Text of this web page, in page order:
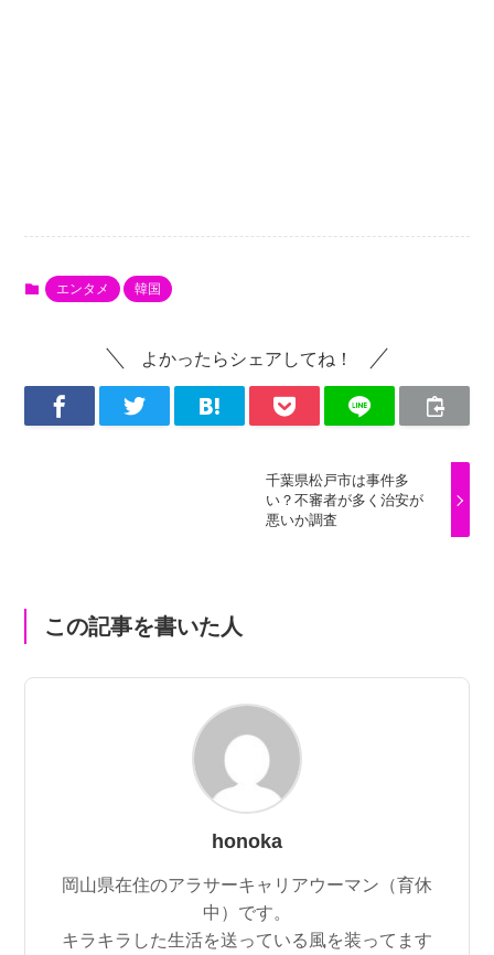
エンタメ 韓国
よかったらシェアしてね！
千葉県松戸市は事件多
い？不審者が多く治安が
悪いか調査
この記事を書いた人
honoka
岡山県在住のアラサーキャリアウーマン（育休
中）です。
キラキラした生活を送っている風を装ってます